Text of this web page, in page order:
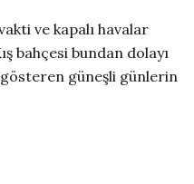
ve kapalı havalar
bahçesi bundan dolayı
güneşli günlerin